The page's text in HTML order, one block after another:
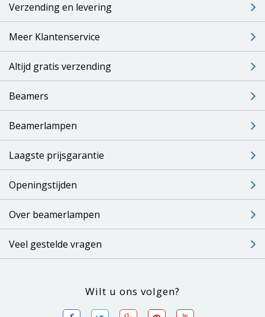
Verzending en levering
Meer Klantenservice
Altijd gratis verzending
Beamers
Beamerlampen
Laagste prijsgarantie
Openingstijden
Over beamerlampen
Veel gestelde vragen
Wilt u ons volgen?